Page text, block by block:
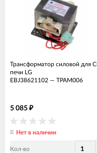
Трансформатор силовой для
печи LG
EBJ38621102 — ТРАМ006
5 085 ₽
Нет в наличии
Кол-во